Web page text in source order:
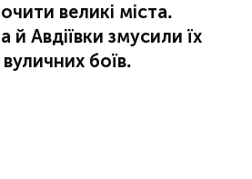
великі міста.
Авдіївки змусили їх
боїв.